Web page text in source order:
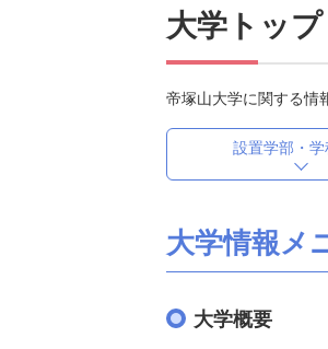
大学トップ
帝塚山大学に関する情
設置学部・学
大学情報メ
大学概要